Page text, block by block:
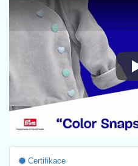
Certifikace